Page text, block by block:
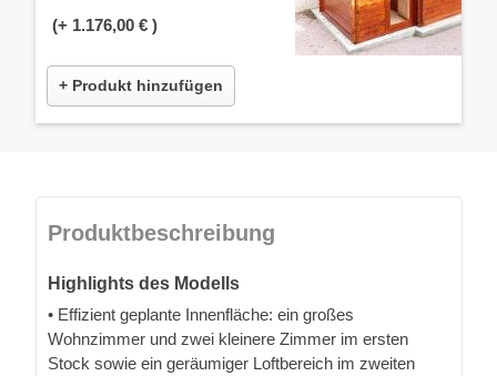
(+ 1.176,00 € )
+ Produkt hinzufügen
Produktbeschreibung
Highlights des Modells
• Effizient geplante Innenfläche: ein großes
Wohnzimmer und zwei kleinere Zimmer im ersten
Stock sowie ein geräumiger Loftbereich im zweiten